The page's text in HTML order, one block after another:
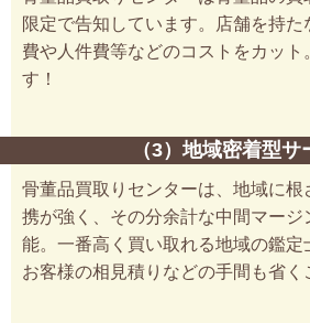
限定で告知しています。店舗を持た
費や人件費等などのコストをカット
す！
（3）地域密着型サ
骨董品買取りセンターは、地域に根
携が強く、その分余計な中間マージ
能。一番高く買い取れる地域の鑑定
お客様の相見積りなどの手間も省く